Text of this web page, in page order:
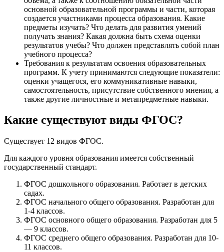
основной образовательной программы и части, которая
создается участниками процесса образования. Какие
предметы изучать? Что делать для развития умений
получать знания? Какая должна быть схема оценки
результатов учебы? Что должен представлять собой план
учебного процесса?
Требования к результатам освоения образовательных
программ. К учету принимаются следующие показатели:
оценки учащегося, его коммуникативные навыки,
самостоятельность, присутствие собственного мнения, а
также другие личностные и метапредметные навыки.
Какие существуют виды ФГОС?
Существует 12 видов ФГОС.
Для каждого уровня образования имеется собственный
государственный стандарт.
ФГОС дошкольного образования. Работает в детских
садах.
ФГОС начального общего образования. Разработан для
1-4 классов.
ФГОС основного общего образования. Разработан для 5
— 9 классов.
ФГОС среднего общего образования. Разработан для 10-
11 классов.